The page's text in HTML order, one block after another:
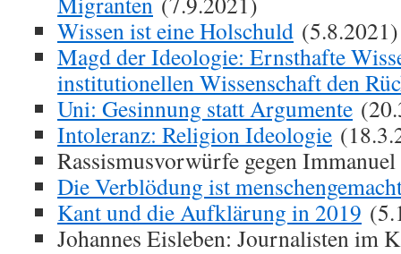
Wissen ist eine Holschuld (5.8.2021)
Magd der Ideologie: Ernsthafte
institutionellen Wissenschaft den
Uni: Gesinnung statt Argumente
Intoleranz: Religion Ideologie
Rassismusvorwürfe gegen
Die Verblödung ist
Kant und die Aufklärung in 2019
Johannes Eisleben: Journalisten im